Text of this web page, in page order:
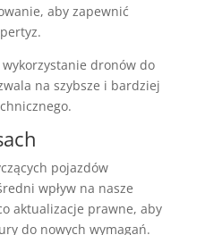
aby zapewnić
dronów do
na szybsze i bardziej
pojazdów
wpływ na nasze
aktualizacje prawne, aby
do nowych wymagań.